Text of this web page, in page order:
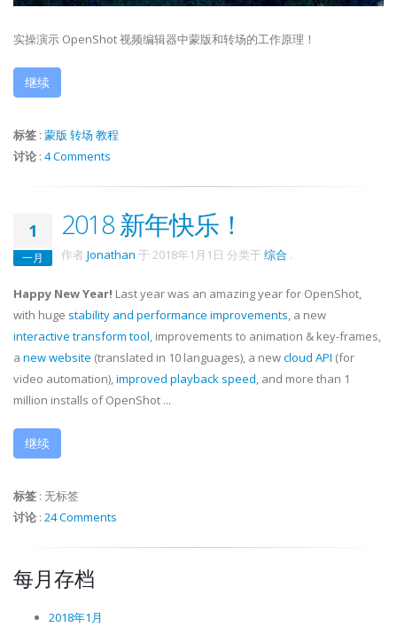
实操演示 OpenShot 视频编辑器中蒙版和转场的工作原理！
继续
标签 : 蒙版 转场 教程
讨论 : 4 Comments
1
一月
2018 新年快乐！
作者 Jonathan 于 2018年1月1日 分类于 综合 .
Happy New Year! Last year was an amazing year for OpenShot,
with huge stability and performance improvements, a new
interactive transform tool, improvements to animation & key-frames,
a new website (translated in 10 languages), a newcloud API (for
video automation),improved playback speed, and more than 1
million installs of OpenShot ...
继续
标签 : 无标签
讨论 : 24 Comments
每月存档
2018年1月